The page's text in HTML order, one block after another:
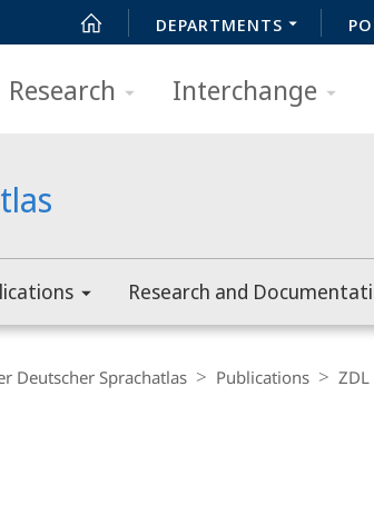
DEPARTMENTS
Research Interchange
Research and
Deutscher Sprachatlas Publications